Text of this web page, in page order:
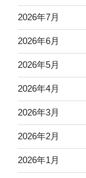
2026年7月
2026年6月
2026年5月
2026年4月
2026年3月
2026年2月
2026年1月